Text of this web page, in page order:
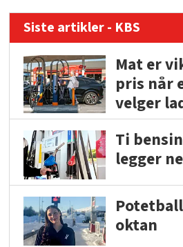
Siste artikler - KBS
Mat er
pris når
velger
Ti
legger
oktan